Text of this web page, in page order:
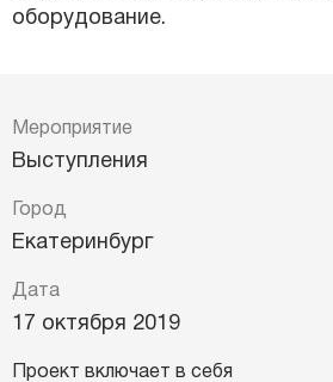
оборудование.
Мероприятие
Выступления
Город
Екатеринбург
Дата
17 октября 2019
Проект включает в себя